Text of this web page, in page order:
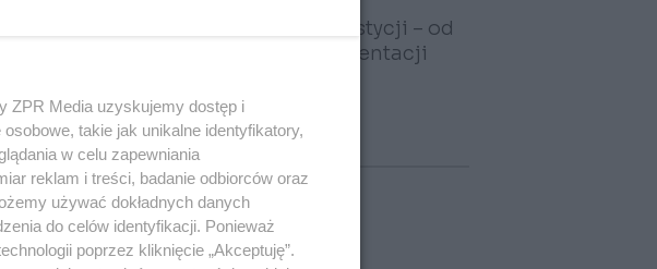
kompleksową obsługę inwestycji – od
po przekazanie dokumentacji
ZPR Media uzyskujemy dostęp i
takie jak unikalne identyfikatory,
w celu zapewniania
reklam i treści, badanie odbiorców oraz
używać dokładnych danych
do celów identyfikacji. Ponieważ
poprzez kliknięcie „Akceptuję”.